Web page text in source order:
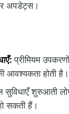
अपडेट्स।
प्रीमियम
आवश्यकता होती है।
सुविधाएँ शुरुआती
सकती हैं।